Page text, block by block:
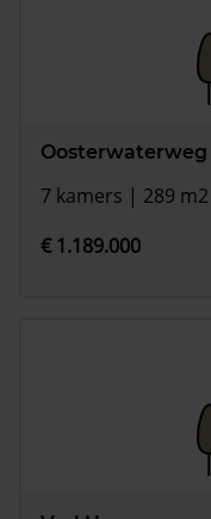
Oosterwaterweg
7 kamers | 289 m2
€ 1.189.000